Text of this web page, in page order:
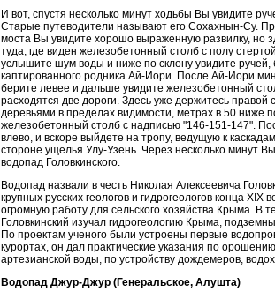
И вот, спустя несколько минут ходьбы Вы увидите
Старые путеводители называют его Сохахнын-Су.
моста Вы увидите хорошо выраженную развилку, но
туда, где виден железобетонный столб с полу
услышите шум воды и ниже по склону увидите
каптированного родника Ай-Иори. После Ай-Иори
берите левее и дальше увидите железобетонный
расходятся две дороги. Здесь уже держитесь правой
деревьями в пределах видимости, метрах в 50 ниже
железобетонный столб с надписью "146-151-147".
влево, и вскоре выйдете на тропу, ведущую к
стороне ущелья Улу-Узень. Через несколько минут
водопад Головкинского.
Водопад назвали в честь Николая Алексеевича
крупных русских геологов и гидрогеологов конца XIX
огромную работу для сельского хозяйства Крыма. В
Головкинский изучал гидрогеологию Крыма,
По проектам ученого были устроены первые
курортах, он дал практические указания по
артезианской воды, по устройству дождемеров,
Водопад Джур-Джур (Генеральское, Алушта)